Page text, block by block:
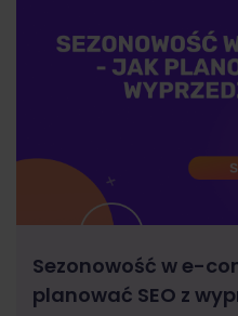
Sezonowość w e-
planować SEO z